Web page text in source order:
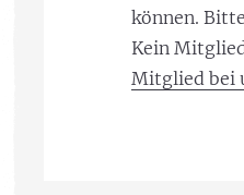
können. Bitte
Kein
Mitglied bei